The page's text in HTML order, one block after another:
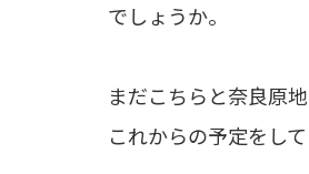
でしょうか。
まだこちらと奈良原
これからの予定をし